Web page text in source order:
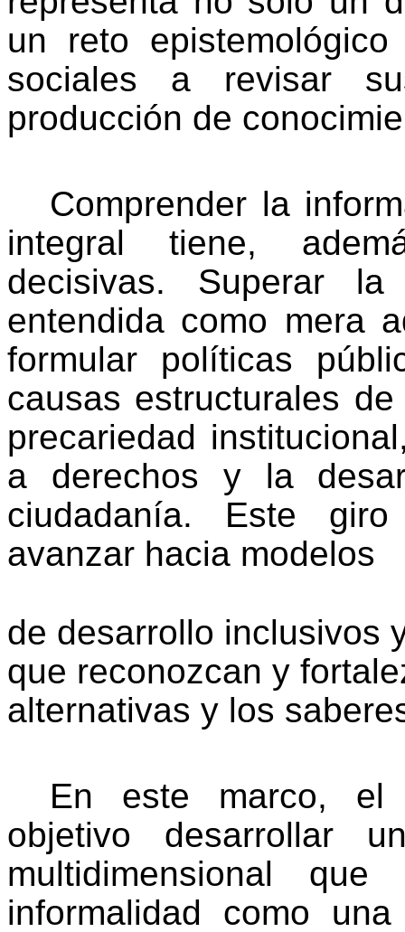
un reto
sociales a revisar
producción de
Comprender la
integral tiene,
decisivas. Superar
entendida como mera
formular políticas
causas estructurales
precariedad
a derechos y la
ciudadanía. Este
avanzar hacia modelos
de desarrollo inclusivos
que reconozcan y
alternativas y los
En este marco, el
objetivo desarrollar
multidimensional
informalidad como